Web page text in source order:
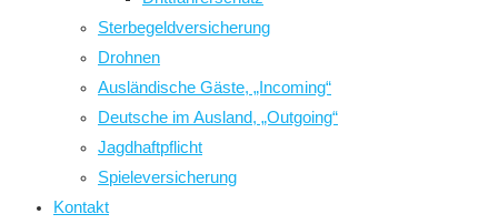
Sterbegeldversicherung
Drohnen
Ausländische Gäste, „Incoming“
Deutsche im Ausland, „Outgoing“
Jagdhaftpflicht
Spieleversicherung
Kontakt